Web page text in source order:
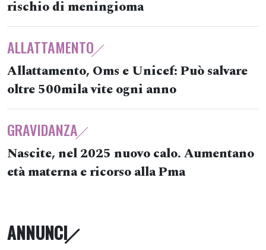
rischio di meningioma
ALLATTAMENTO
Allattamento, Oms e Unicef: Può salvare
oltre 500mila vite ogni anno
GRAVIDANZA
Nascite, nel 2025 nuovo calo. Aumentano
età materna e ricorso alla Pma
ANNUNCI